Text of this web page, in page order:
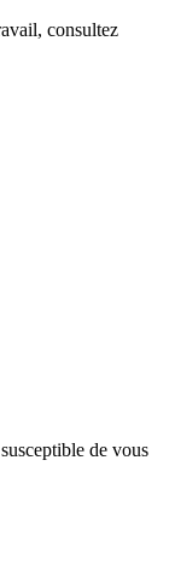
, consultez
de vous